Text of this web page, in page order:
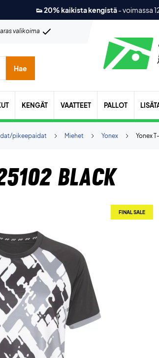
👟 20% kaikista kengistä-voimassa
valikoima
Hae
KENGÄT VAATTEET PALLOT
Yonex
Yonex
Miehet
pikeepaidat
Black
FINAL SALE